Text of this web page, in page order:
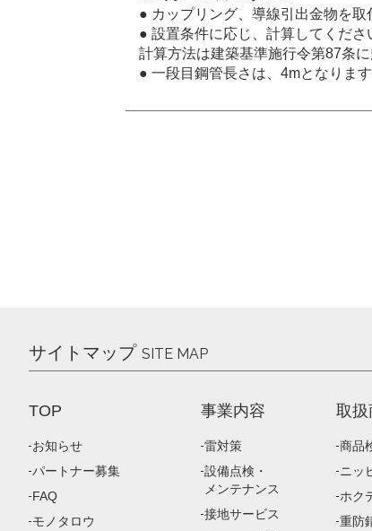
● カップリング、導線引出金物を取
● 設置条件に応じ、計算してくださ
計算方法は建築基準施行令第87条
● 一段目鋼管長さは、4mとなります
サイトマップ SITE MAP
TOP
お知らせ
パートナー募集
FAQ
モノタロウ
事業内容
雷対策
設備点検・
メンテナンス
接地サービス
取扱
商品
ニッ
ホク
重防